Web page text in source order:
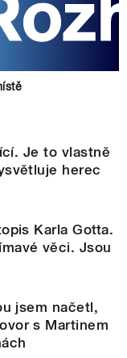
Je to vlastně
herec
Karla Gotta.
věci. Jsou
jsem načetl,
s Martinem